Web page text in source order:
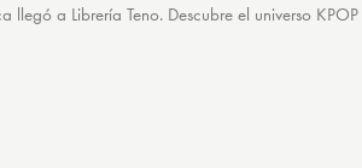
llegó a Librería Teno. Descubre el universo KPOP